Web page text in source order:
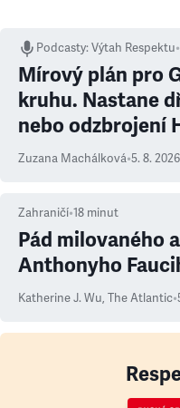
Podcasty:Výtah Respektu•
Mírový plán pro
kruhu. Nastane
nebo odzbrojení
Zuzana Machálková•5. 8. 2026
Zahraničí•18 minut
Pád milovaného
Anthonyho
Katherine J. Wu, The Atlantic•